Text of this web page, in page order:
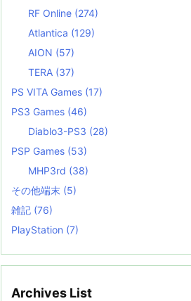
RF Online (274)
Atlantica (129)
AION (57)
TERA (37)
PS VITA Games (17)
PS3 Games (46)
Diablo3-PS3 (28)
PSP Games (53)
MHP3rd (38)
その他端末 (5)
雑記 (76)
PlayStation (7)
Archives List